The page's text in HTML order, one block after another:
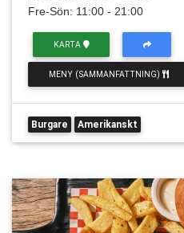
Fre-Sön: 11:00 - 21:00
KARTA
MENY (SAMMANFATTNING)
Burgare Amerikanskt